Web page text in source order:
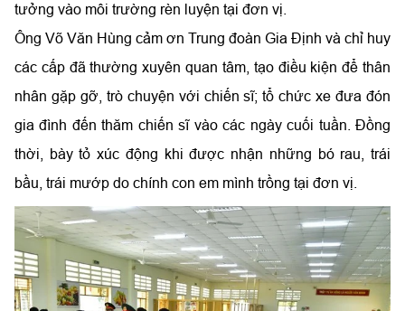
tưởng vào môi trường rèn luyện tại đơn vị.
Ông Võ Văn Hùng cảm ơn Trung đoàn Gia Định và chỉ huy
các cấp đã thường xuyên quan tâm, tạo điều kiện để thân
nhân gặp gỡ, trò chuyện với chiến sĩ; tổ chức xe đưa đón
gia đình đến thăm chiến sĩ vào các ngày cuối tuần. Đồng
thời, bày tỏ xúc động khi được nhận những bó rau, trái
bầu, trái mướp do chính con em mình trồng tại đơn vị.